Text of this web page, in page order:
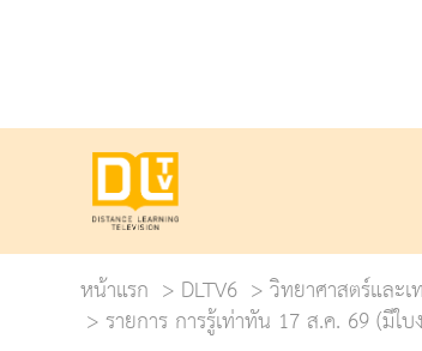
หน้าแรก
DLTV6 วิทยาศาสตร์และเ
รายการ การรู้เท่าทัน 17 ส.ค. 69 (มี